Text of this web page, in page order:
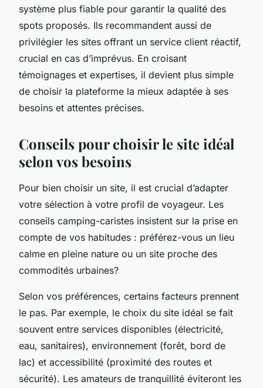
système plus fiable pour garantir la qualité des
spots proposés. Ils recommandent aussi de
privilégier les sites offrant un service client réactif,
crucial en cas d’imprévus. En croisant
témoignages et expertises, il devient plus simple
de choisir la plateforme la mieux adaptée à ses
besoins et attentes précises.
Conseils pour choisir le site idéal
selon vos besoins
Pour bien choisir un site, il est crucial d’adapter
votre sélection à votre profil de voyageur. Les
conseils camping-caristes insistent sur la prise en
compte de vos habitudes : préférez-vous un lieu
calme en pleine nature ou un site proche des
commodités urbaines?
Selon vos préférences, certains facteurs prennent
le pas. Par exemple, le choix du site idéal se fait
souvent entre services disponibles (électricité,
eau, sanitaires), environnement (forêt, bord de
lac) et accessibilité (proximité des routes et
sécurité). Les amateurs de tranquillité éviteront les